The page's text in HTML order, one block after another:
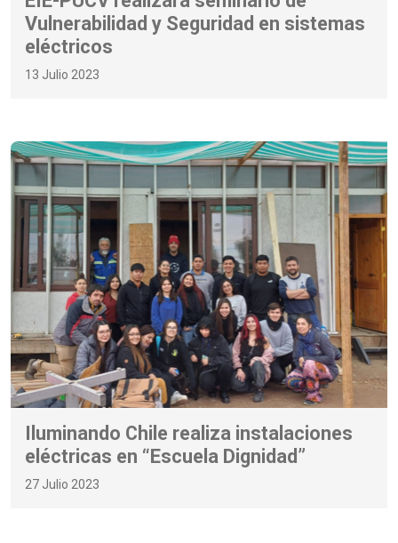
Vulnerabilidad y Seguridad en sistemas
eléctricos
13 Julio 2023
Iluminando Chile realiza instalaciones
eléctricas en “Escuela Dignidad”
27 Julio 2023